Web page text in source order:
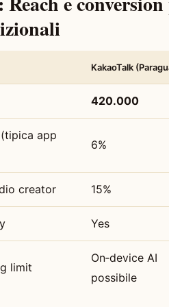
KakaoTalk
420.000
app
6%
creator 15%
Yes
limit
On‑device AI
possibile